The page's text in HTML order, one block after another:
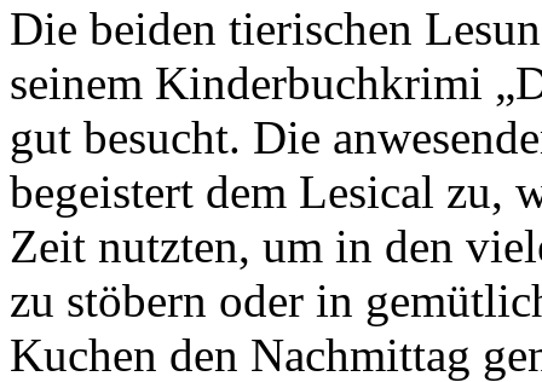
Die beiden tierischen
seinem Kinderbuchkrimi
gut besucht. Die
begeistert dem Lesical zu,
Zeit nutzten, um in den
zu stöbern oder in
Kuchen den Nachmittag